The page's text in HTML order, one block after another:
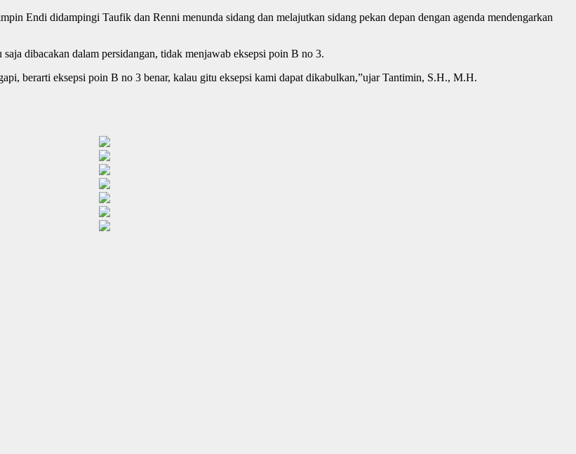
Endi didampingi Taufik dan Renni menunda sidang dan melajutkan sidang pekan depan dengan agenda mendengarkan
dibacakan dalam persidangan, tidak menjawab eksepsi poin B no 3.
berarti eksepsi poin B no 3 benar, kalau gitu eksepsi kami dapat dikabulkan,”ujar Tantimin, S.H., M.H.